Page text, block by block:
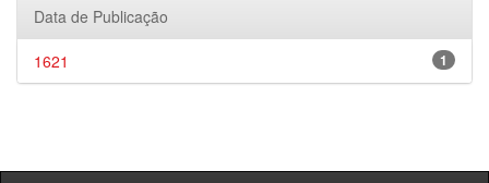
Data de Publicação
1
1621